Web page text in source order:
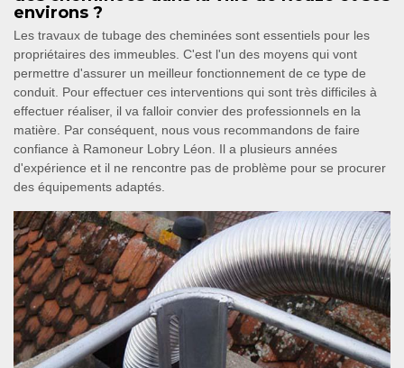
environs ?
Les travaux de tubage des cheminées sont essentiels pour les
propriétaires des immeubles. C'est l'un des moyens qui vont
permettre d'assurer un meilleur fonctionnement de ce type de
conduit. Pour effectuer ces interventions qui sont très difficiles à
effectuer réaliser, il va falloir convier des professionnels en la
matière. Par conséquent, nous vous recommandons de faire
confiance à Ramoneur Lobry Léon. Il a plusieurs années
d'expérience et il ne rencontre pas de problème pour se procurer
des équipements adaptés.